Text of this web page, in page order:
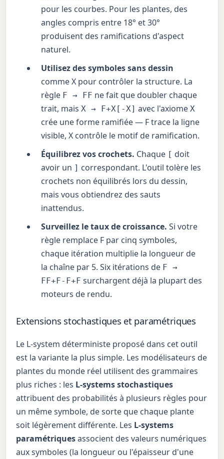
pour les courbes. Pour les plantes, des
angles compris entre 18° et 30°
produisent des ramifications d'aspect
naturel.
Utilisez des symboles sans dessin
comme X pour contrôler la structure. La
règle F → FF ne fait que doubler chaque
trait, maisX → F+X[-X] avec l'axiomeX
crée une forme ramifiée — F trace la ligne
visible, X contrôle le motif de ramification.
Équilibrez vos crochets. Chaque [ doit
avoir un ] correspondant. L'outil tolère les
crochets non équilibrés lors du dessin,
mais vous obtiendrez des sauts
inattendus.
Surveillez le taux de croissance. Si votre
règle remplace F par cinq symboles,
chaque itération multiplie la longueur de
la chaîne par 5. Six itérations de F →
FF+F-F+F surchargent déjà la plupart des
moteurs de rendu.
Extensions stochastiques et paramétriques
Le L-system déterministe proposé dans cet outil
est la variante la plus simple. Les modélisateurs de
plantes du monde réel utilisent des grammaires
plus riches : les L-systems stochastiques
attribuent des probabilités à plusieurs règles pour
un même symbole, de sorte que chaque plante
soit légèrement différente. Les L-systems
paramétriquesassocient des valeurs numériques
aux symboles (la longueur ou l'épaisseur d'une